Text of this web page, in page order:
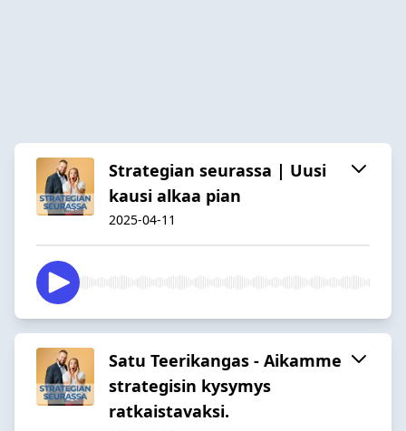
Strategian seurassa | Uusi
kausi alkaa pian
2025-04-11
Satu Teerikangas - Aikamme
strategisin kysymys
ratkaistavaksi.